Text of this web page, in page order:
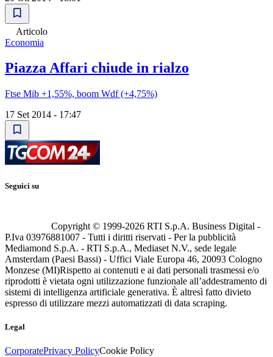
Articolo
Economia
Piazza Affari chiude in rialzo
Ftse Mib +1,55%, boom Wdf (+4,75%)
17 Set 2014 - 17:47
Seguici su
Copyright © 1999-2026 RTI S.p.A. Business Digital -
P.Iva 03976881007 - Tutti i diritti riservati - Per la pubblicità
Mediamond S.p.A. - RTI S.p.A., Mediaset N.V., sede legale
Amsterdam (Paesi Bassi) - Uffici Viale Europa 46, 20093 Cologno
Monzese (MI)Rispetto ai contenuti e ai dati personali trasmessi e/o
riprodotti è vietata ogni utilizzazione funzionale all’addestramento di
sistemi di intelligenza artificiale generativa. È altresì fatto divieto
espresso di utilizzare mezzi automatizzati di data scraping.
Legal
CorporatePrivacy PolicyCookie Policy